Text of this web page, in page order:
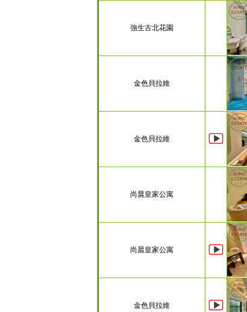
強生古北花園
金色貝拉維
金色貝拉維
尚晨皇家公寓
尚晨皇家公寓
金色貝拉維